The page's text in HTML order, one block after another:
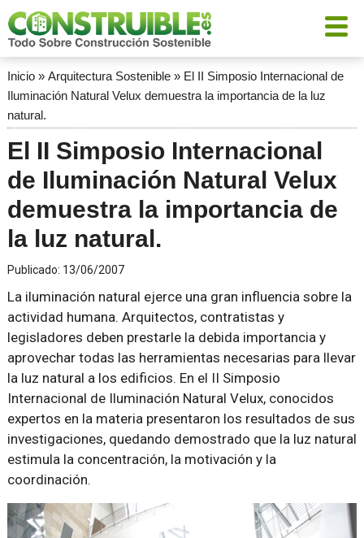
Inicio» Arquitectura Sostenible» El II Simposio Internacional de
Iluminación Natural Velux demuestra la importancia de la luz
natural.
El II Simposio Internacional
de Iluminación Natural Velux
demuestra la importancia de
la luz natural.
Publicado: 13/06/2007
La iluminación natural ejerce una gran influencia sobre la
actividad humana. Arquitectos, contratistas y
legisladores deben prestarle la debida importancia y
aprovechar todas las herramientas necesarias para llevar
la luz natural a los edificios. En el II Simposio
Internacional de Iluminación Natural Velux, conocidos
expertos en la materia presentaron los resultados de sus
investigaciones, quedando demostrado que la luz natural
estimula la concentración, la motivación y la
coordinación.